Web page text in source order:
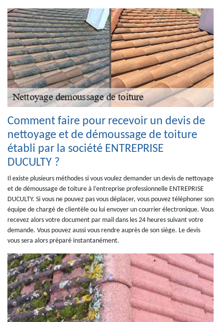
Comment faire pour recevoir un devis de
nettoyage et de démoussage de toiture
établi par la société ENTREPRISE
DUCULTY ?
Il existe plusieurs méthodes si vous voulez demander un devis de nettoyage
et de démoussage de toiture à l’entreprise professionnelle ENTREPRISE
DUCULTY. Si vous ne pouvez pas vous déplacer, vous pouvez téléphoner son
équipe de chargé de clientèle ou lui envoyer un courrier électronique. Vous
recevez alors votre document par mail dans les 24 heures suivant votre
demande. Vous pouvez aussi vous rendre auprès de son siège. Le devis
vous sera alors préparé instantanément.